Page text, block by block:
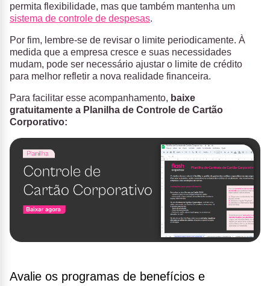
permita flexibilidade, mas que também mantenha um
sistema de controle de despesas.
Por fim, lembre-se de revisar o limite periodicamente. À
medida que a empresa cresce e suas necessidades
mudam, pode ser necessário ajustar o limite de crédito
para melhor refletir a nova realidade financeira.
Para facilitar esse acompanhamento, baixe
gratuitamente a Planilha de Controle de Cartão
Corporativo:
Avalie os programas de benefícios e